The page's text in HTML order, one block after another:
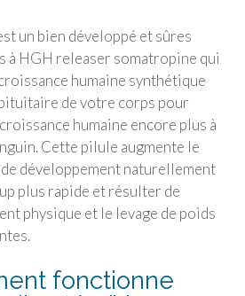
un bien développé et sûres
à HGH releaser somatropine qui
humaine synthétique
de votre corps pour
humaine encore plus à
Cette pilule augmente le
développement naturellement
plus rapide et résulter de
physique et le levage de poids
fonctionne